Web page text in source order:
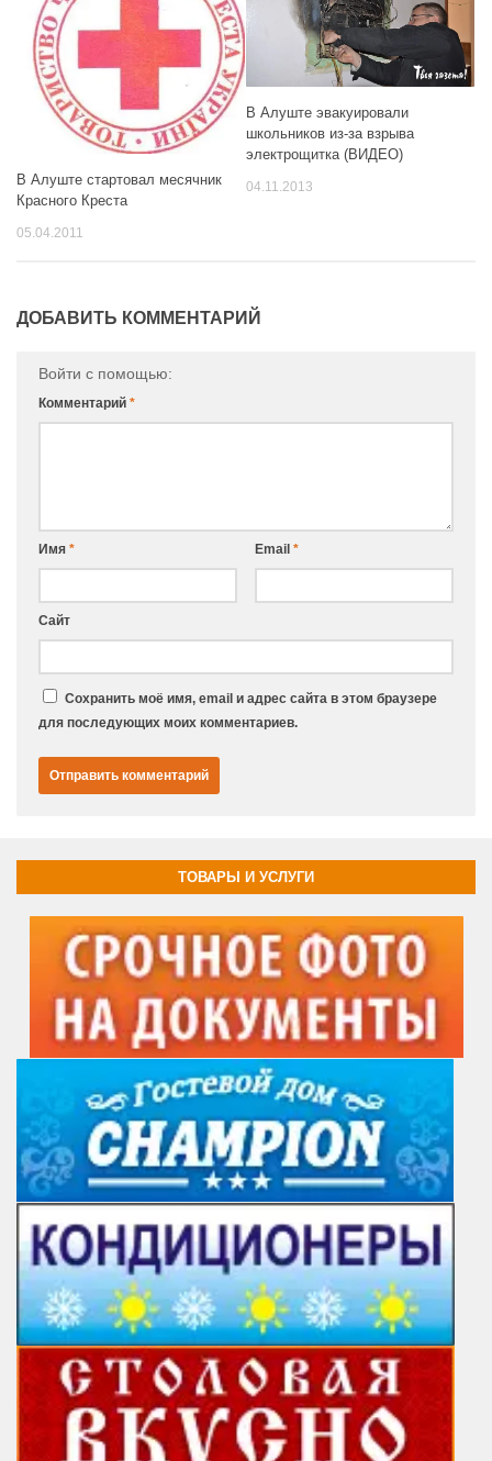
В Алуште стартовал месячник
Красного Креста
05.04.2011
В Алуште эвакуировали
школьников из-за взрыва
электрощитка (ВИДЕО)
04.11.2013
ДОБАВИТЬ КОММЕНТАРИЙ
Войти с помощью:
Комментарий *
Имя * Email *
Сайт
Сохранить моё имя, email и адрес сайта в этом браузере
для последующих моих комментариев.
ТОВАРЫ И УСЛУГИ